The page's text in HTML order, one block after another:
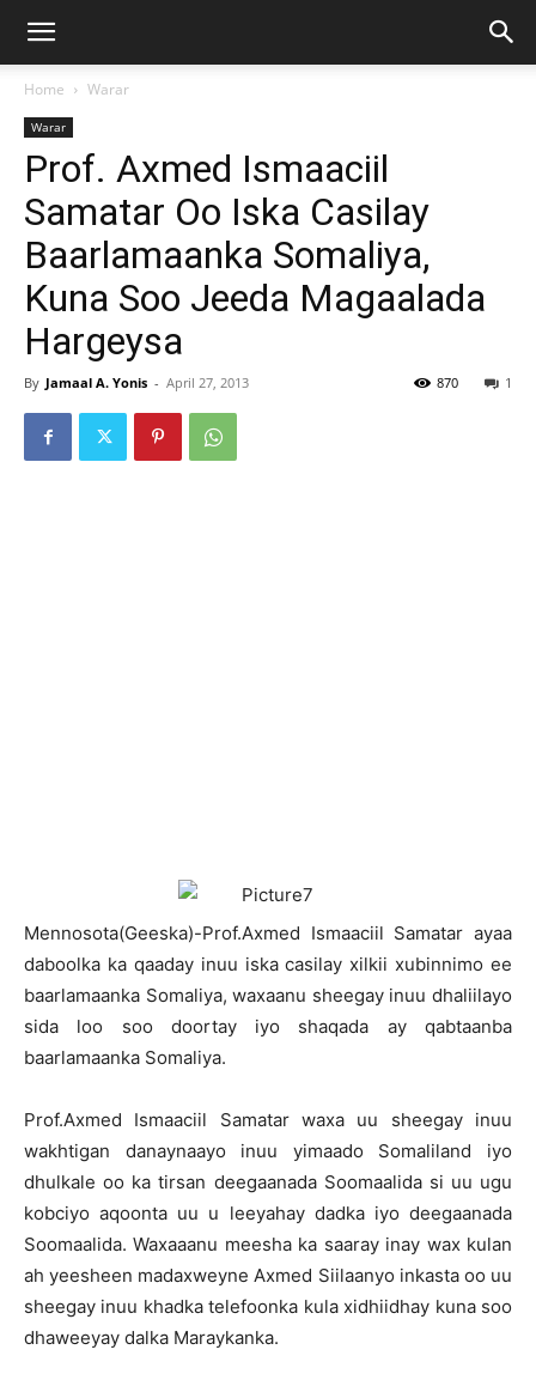
Home Warar
Warar
Prof. Axmed Ismaaciil
Samatar Oo Iska Casilay
Baarlamaanka Somaliya,
Kuna Soo Jeeda Magaalada
Hargeysa
By Jamaal A. Yonis - April 27, 2013 1
870
Mennosota(Geeska)-Prof.Axmed Ismaaciil Samatar ayaa
daboolka ka qaaday inuu iska casilay xilkii xubinnimo ee
baarlamaanka Somaliya, waxaanu sheegay inuu dhaliilayo
sida loo soo doortay iyo shaqada ay qabtaanba
baarlamaanka Somaliya.
Prof.Axmed Ismaaciil Samatar waxa uu sheegay inuu
wakhtigan danaynaayo inuu yimaado Somaliland iyo
dhulkale oo ka tirsan deegaanada Soomaalida si uu ugu
kobciyo aqoonta uu u leeyahay dadka iyo deegaanada
Soomaalida. Waxaaanu meesha ka saaray inay wax kulan
ah yeesheen madaxweyne Axmed Siilaanyo inkasta oo uu
sheegay inuu khadka telefoonka kula xidhiidhay kuna soo
dhaweeyay dalka Maraykanka.